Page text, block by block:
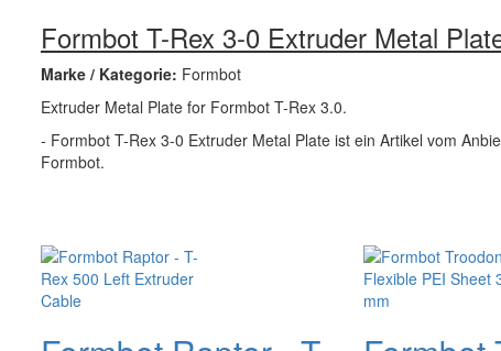
Formbot T-Rex 3-0 Extruder Metal
Marke / Kategorie: Formbot
Extruder Metal Plate for Formbot T-Rex 3.0.
- Formbot T-Rex 3-0 Extruder Metal Plate ist ein Artikel vom
Formbot.